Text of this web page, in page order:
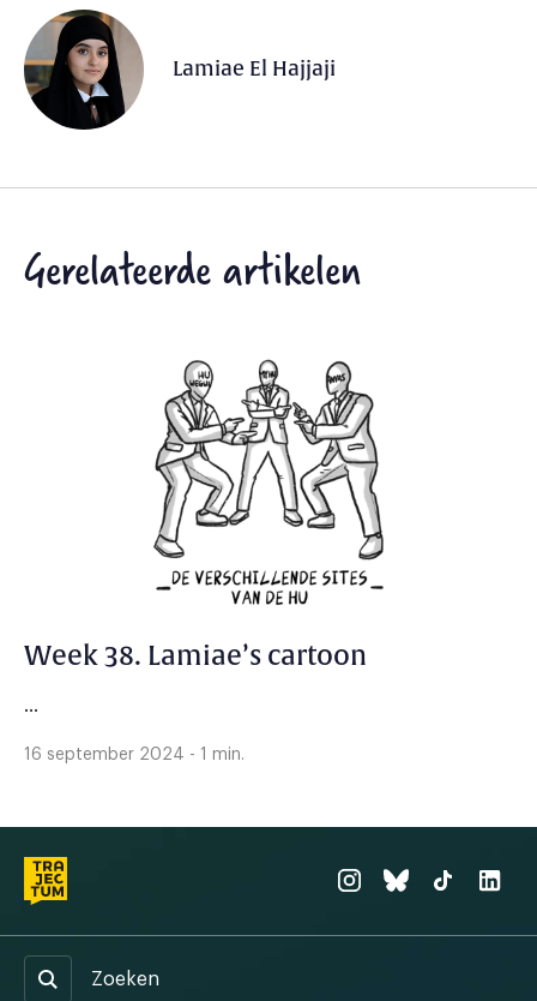
Lamiae El Hajjaji
Gerelateerde artikelen
Week 38. Lamiae’s cartoon
...
16 september 2024 - 1 min.
Zoeken